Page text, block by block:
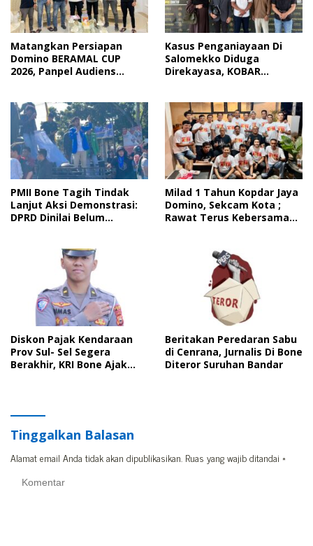
Matangkan Persiapan
Domino BERAMAL CUP
2026, Panpel Audiens
Kasus Penganiayaan Di
Salomekko Diduga
Direkayasa, KOBAR
PMII Bone Tagih Tindak
Lanjut Aksi Demonstrasi:
DPRD Dinilai Belum
Milad 1 Tahun Kopdar Jaya
Domino, Sekcam Kota ;
Rawat Terus Kebersamaan
Diskon Pajak Kendaraan
Prov Sul- Sel Segera
Berakhir, KRI Bone Ajak
Beritakan Peredaran Sabu
di Cenrana, Jurnalis Di Bone
Diteror Suruhan Bandar
Tinggalkan Balasan
Alamat email Anda tidak akan dipublikasikan. Ruas yang wajib ditandai *